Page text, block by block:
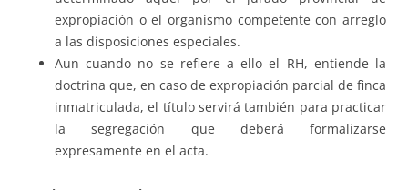
expropiación o el organismo competente con arreglo
a las disposiciones especiales.
Aun cuando no se refiere a ello el RH, entiende la
doctrina que, en caso de expropiación parcial de finca
inmatriculada, el título servirá también para practicar
la segregación que deberá formalizarse
expresamente en el acta.